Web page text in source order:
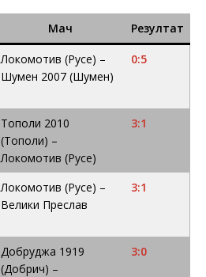
Мач Резултат
Локомотив (Русе) –
Шумен 2007 (Шумен)
0:5
Тополи 2010
(Тополи) –
Локомотив (Русе)
3:1
Локомотив (Русе) –
Велики Преслав
3:1
Добруджа 1919
(Добрич) –
3:0